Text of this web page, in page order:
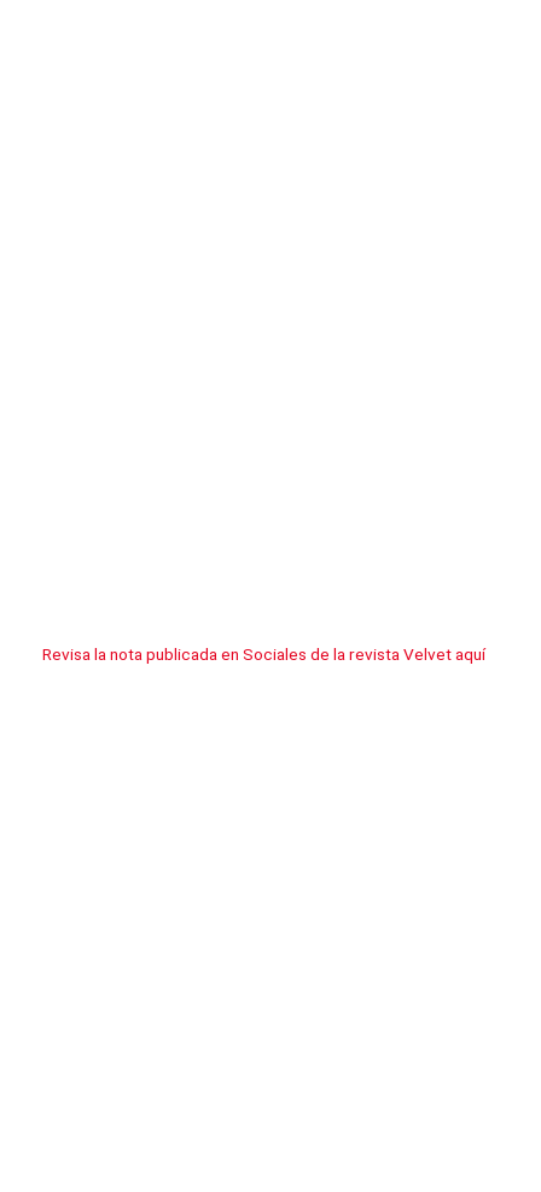
Revisa la nota publicada en Sociales de la revista Velvet aquí